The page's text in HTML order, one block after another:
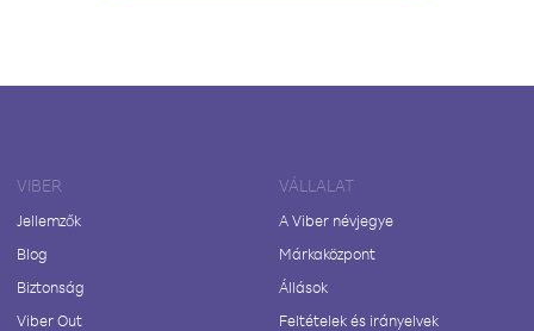
VIBER
Jellemzők
Blog
Biztonság
Viber Out
VÁLLALAT
A Viber névjegye
Márkaközpont
Állások
Feltételek és irányelvek